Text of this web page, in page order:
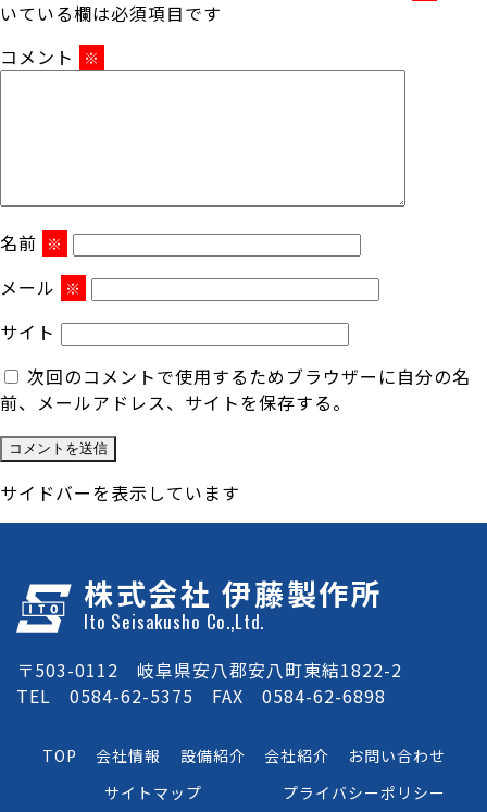
いている欄は必須項目です
コメント
※
名前 ※
メール ※
サイト
次回のコメントで使用するためブラウザーに自分の名
前、メールアドレス、サイトを保存する。
サイドバーを表示しています
株式会社 伊藤製作所
Ito Seisakusho Co.,Ltd.
〒503-0112 岐阜県安八郡安八町東結1822-2
TEL 0584-62-5375 FAX 0584-62-6898
TOP 会社情報 設備紹介 会社紹介
お問い合わせ
サイトマップ
プライバシーポリシー